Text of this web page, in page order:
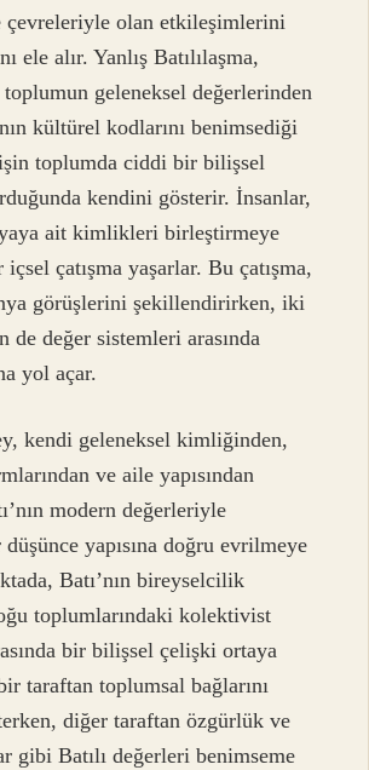
çevreleriyle olan etkileşimlerini
ele alır. Yanlış Batılılaşma,
geleneksel değerlerinden
kültürel kodlarını benimsediği
toplumda ciddi bir bilişsel
kendini gösterir. İnsanlar,
ait kimlikleri birleştirmeye
içsel çatışma yaşarlar. Bu çatışma,
görüşlerini şekillendirirken, iki
de değer sistemleri arasında
yol açar.
kendi geleneksel kimliğinden,
ve aile yapısından
modern değerleriyle
yapısına doğru evrilmeye
Batı’nın bireyselcilik
toplumlarındaki kolektivist
bir bilişsel çelişki ortaya
taraftan toplumsal bağlarını
diğer taraftan özgürlük ve
gibi Batılı değerleri benimseme